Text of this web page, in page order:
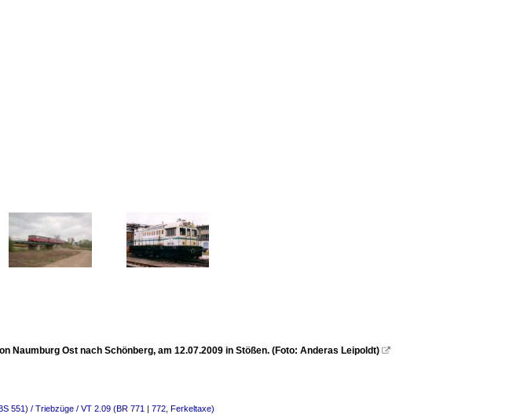
Naumburg Ost nach Schönberg, am 12.07.2009 in Stößen. (Foto: Anderas Leipoldt) 
551) / Triebzüge / VT 2.09 (BR 771 | 772, Ferkeltaxe)